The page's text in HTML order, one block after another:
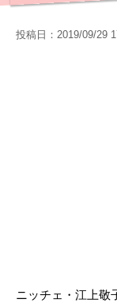
投稿日：2019/09/29
ニッチェ・江上敬